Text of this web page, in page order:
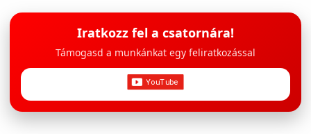
Iratkozz fel a csatornára!
Támogasd a munkánkat egy feliratkozással